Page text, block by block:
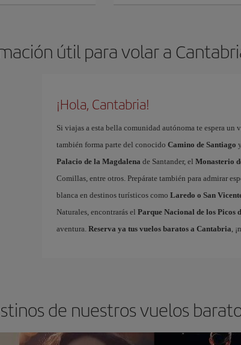
útil para volar a
¡Hola, Cantabria!
Si viajas a esta bella comunidad autónoma te espera un
también forma parte del conocido Camino de Santiago
Palacio de la Magdalena de Santander, el Monasterio
Comillas, entre otros. Prepárate también para admirar
blanca en destinos turísticos como Laredo o San
Naturales, encontrarás el Parque Nacional de los Picos
aventura. Reserva ya tus vuelos baratos a Cantabria ,
de nuestros vuelos